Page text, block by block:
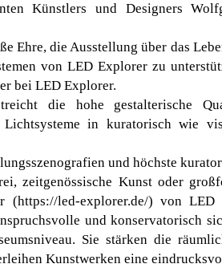
Künstlers und Designers
Ehre, die Ausstellung über das
von LED Explorer zu
bei LED Explorer.
die hohe gestalterische
in kuratorisch wie
und höchste
zeitgenössische Kunst oder
(https://led-explorer.de/) von
und konservatorisch
Sie stärken die
Kunstwerken eine